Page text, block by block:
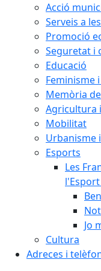
Acció
Serveis a
Promoció
Seguretat i
Educació
Feminisme
Memòria
Agricultura
Mobilitat
Urbanisme
Esports
Les
Jo
Cultura
Adreces i